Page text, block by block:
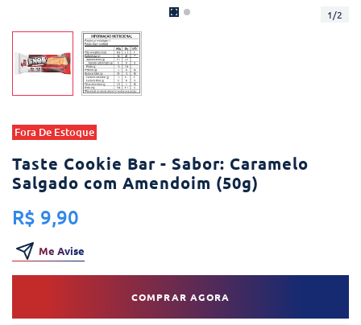
1/2
Fora De Estoque
Taste Cookie Bar - Sabor: Caramelo
Salgado com Amendoim (50g)
R$ 9,90
Me Avise
COMPRAR AGORA